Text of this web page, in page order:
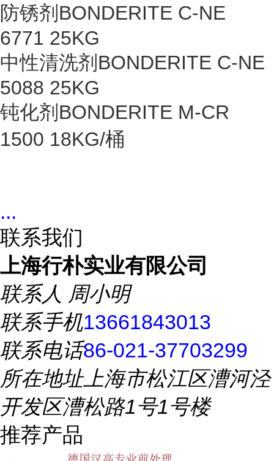
防锈剂BONDERITE C-NE
6771 25KG
中性清洗剂BONDERITE C-NE
5088 25KG
钝化剂BONDERITE M-CR
1500 18KG/桶
...
联系我们
上海行朴实业有限公司
联系人 周小明
联系手机13661843013
联系电话86-021-37703299
所在地址上海市松江区漕河泾
开发区漕松路1号1号楼
推荐产品